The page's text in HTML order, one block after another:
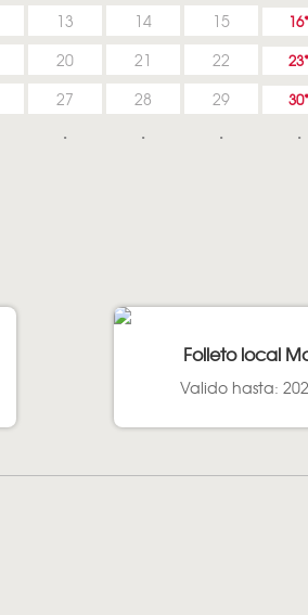
13 14 15 16
20 21 22 23
27 28 29 30
Folleto local
Valido hasta: